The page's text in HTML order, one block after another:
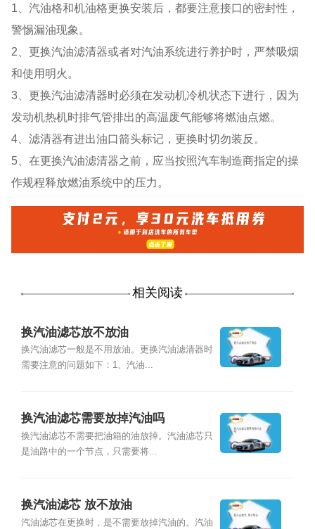
1、汽油格和机油格更换安装后，都要注意接口的密封性，
警惕漏油现象。
2、更换汽油滤清器或者对汽油系统进行养护时，严禁吸烟
和使用明火。
3、更换汽油滤清器时必须在发动机冷机状态下进行，因为
发动机热机时排气管排出的高温废气能够将燃油点燃。
4、滤清器有进出油口箭头标记，更换时切勿装反。
5、在更换汽油滤清器之前，应当按照汽车制造商指定的操
作规程释放燃油系统中的压力。
相关阅读
换汽油滤芯放不放油
换汽油滤芯一般是不用放油。更换汽油滤清器时
需要注意的问题如下：1、汽油...
换汽油滤芯需要放掉汽油吗
换汽油滤芯不需要把油箱的油放掉。汽油滤芯只
是油路中的一个节点，只需要将...
换汽油滤芯 放不放油
汽油滤芯在更换时，是不需要放掉汽油的。汽油